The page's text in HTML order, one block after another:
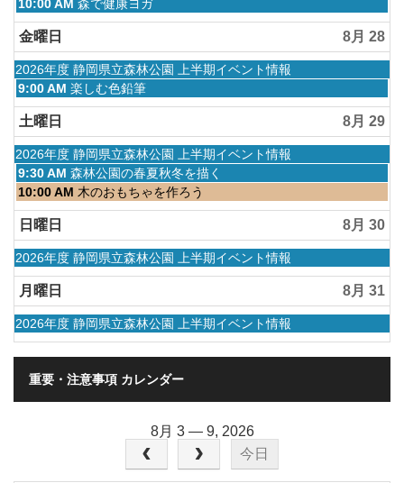
1st
2026
月
27th
2026
8
月
27th
2026
日,
8
月
27th
2026
木
曜
日,
8
月
27th
2026
10:00 AM 森で健康ヨガ
金曜日 8月 28
水
曜
日,
4
月
1st
2026
2026年度 静岡県立森林公園 上半期イベント情報
金
曜
日,
8
月
28th
2026
9:00 AM 楽しむ色鉛筆
土曜日 8月 29
水
曜
日,
4
月
1st
2026
2026年度 静岡県立森林公園 上半期イベント情報
土
曜
日,
8
月
29th
2026
9:30 AM 森林公園の春夏秋冬を描く
土
曜
日,
8
月
29th
2026
10:00 AM 木のおもちゃを作ろう
日曜日 8月 30
水
曜
日,
4
月
1st
2026
2026年度 静岡県立森林公園 上半期イベント情報
月曜日 8月 31
水
曜
日,
1st
2026年度 静岡県立森林公園 上半期イベント情報
重要・注意事項 カレンダー
8月 3 — 9, 2026
今日